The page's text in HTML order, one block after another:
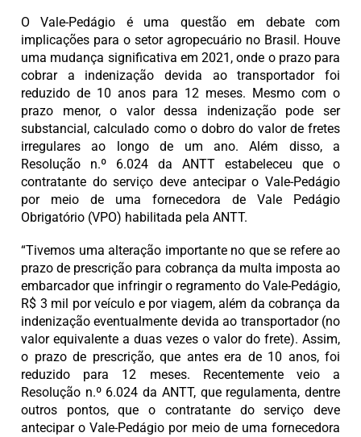
O Vale-Pedágio é uma questão em debate com
implicações para o setor agropecuário no Brasil. Houve
uma mudança significativa em 2021, onde o prazo para
cobrar a indenização devida ao transportador foi
reduzido de 10 anos para 12 meses. Mesmo com o
prazo menor, o valor dessa indenização pode ser
substancial, calculado como o dobro do valor de fretes
irregulares ao longo de um ano. Além disso, a
Resolução n.º 6.024 da ANTT estabeleceu que o
contratante do serviço deve antecipar o Vale-Pedágio
por meio de uma fornecedora de Vale Pedágio
Obrigatório (VPO) habilitada pela ANTT.
“Tivemos uma alteração importante no que se refere ao
prazo de prescrição para cobrança da multa imposta ao
embarcador que infringir o regramento do Vale-Pedágio,
R$ 3 mil por veículo e por viagem, além da cobrança da
indenização eventualmente devida ao transportador (no
valor equivalente a duas vezes o valor do frete). Assim,
o prazo de prescrição, que antes era de 10 anos, foi
reduzido para 12 meses. Recentemente veio a
Resolução n.º 6.024 da ANTT, que regulamenta, dentre
outros pontos, que o contratante do serviço deve
antecipar o Vale-Pedágio por meio de uma fornecedora